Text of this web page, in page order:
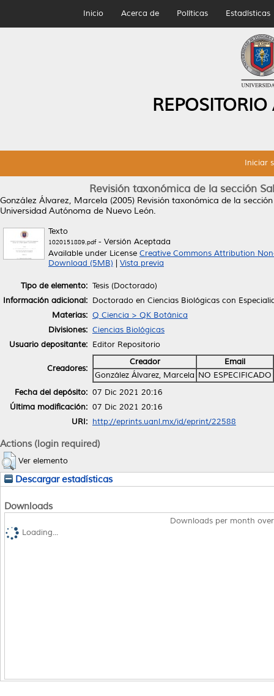
Inicio Acerca de Políticas Estadísticas
Iniciar
Revisión taxonómica de la sección
González Álvarez, Marcela (2005) Revisión taxonómica de la
Universidad Autónoma de Nuevo León.
Texto
1020151889.pdf- Versión Aceptada
Available under License Creative Commons Attribution
Download (5MB)
Vista previa
Tipo de elemento: Tesis (Doctorado)
Información adicional: Doctorado en Ciencias Biológicas con
Materias: Q Ciencia > QK Botánica
Divisiones: Ciencias Biológicas
Usuario depositante: Editor Repositorio
Creadores:
Creador
Email
González Álvarez, Marcela NO ESPECIFICADO
Fecha del depósito: 07 Dic 2021 20:16
Última modificación: 07 Dic 2021 20:16
URI: http://eprints.uanl.mx/id/eprint/22588
Actions (login required)
Ver elemento
Descargar estadísticas
Downloads
Downloads per month
Loading...